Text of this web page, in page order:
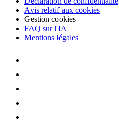
Avis relatif aux cookies
Gestion cookies
FAQ sur l'IA
Mentions légales